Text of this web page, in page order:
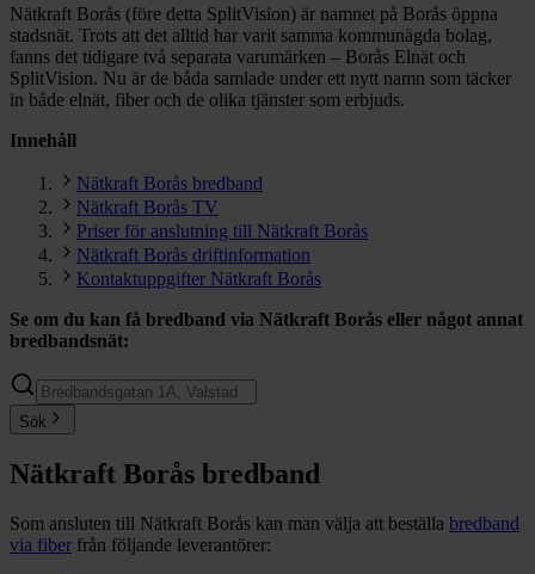
Nätkraft Borås (före detta SplitVision) är namnet på Borås öppna
stadsnät. Trots att det alltid har varit samma kommunägda bolag,
fanns det tidigare två separata varumärken – Borås Elnät och
SplitVision. Nu är de båda samlade under ett nytt namn som täcker
in både elnät, fiber och de olika tjänster som erbjuds.
Innehåll
Nätkraft Borås bredband
Nätkraft Borås TV
Priser för anslutning till Nätkraft Borås
Nätkraft Borås driftinformation
Kontaktuppgifter Nätkraft Borås
Se om du kan få bredband via Nätkraft Borås eller något annat
bredbandsnät:
Sök
Nätkraft Borås bredband
Som ansluten till Nätkraft Borås kan man välja att beställa bredband
via fiber från följande leverantörer: